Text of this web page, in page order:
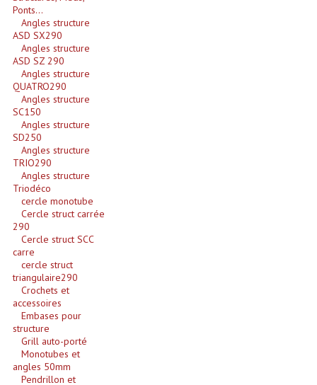
Projecteurs Plafonniers Et Encastrés
Projecteurs Théatre: Plan Convexe Fresnel
Ponts...
Angles structure
ASD SX290
Angles structure
ASD SZ 290
Angles structure
QUATRO290
Angles structure
SC150
Angles structure
SD250
Angles structure
TRIO290
Angles structure
Triodéco
cercle monotube
Cercle struct carrée
290
Cercle struct SCC
carre
cercle struct
triangulaire290
Crochets et
accessoires
Embases pour
structure
Grill auto-porté
Monotubes et
angles 50mm
Pendrillon et